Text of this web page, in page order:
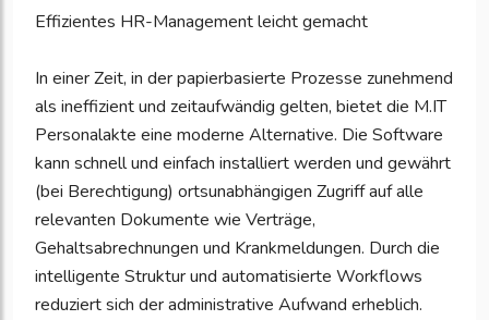
Effizientes HR-Management leicht gemacht
In einer Zeit, in der papierbasierte Prozesse zunehmend
als ineffizient und zeitaufwändig gelten, bietet die M.IT
Personalakte eine moderne Alternative. Die Software
kann schnell und einfach installiert werden und gewährt
(bei Berechtigung) ortsunabhängigen Zugriff auf alle
relevanten Dokumente wie Verträge,
Gehaltsabrechnungen und Krankmeldungen. Durch die
intelligente Struktur und automatisierte Workflows
reduziert sich der administrative Aufwand erheblich.